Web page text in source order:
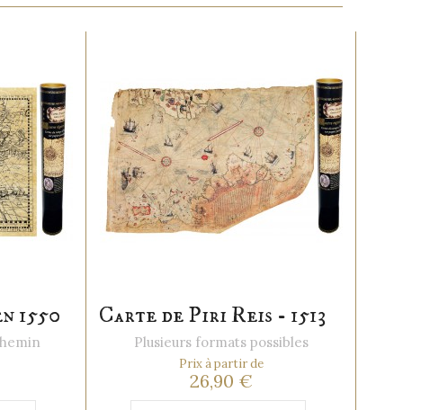
1550 Carte de Piri Reis - 1513
Plusieurs formats possibles
Prix à partir de
26,90 €